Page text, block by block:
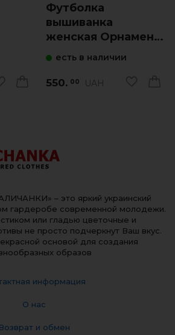
Футболка
вышиванка
женская Орнамент
есть в наличии
550. 00 UAH
– это яркий украинский
гардеробе современной молодежи.
или гладью цветочные и
не просто подчеркнут Ваш вкус.
основой для создания
образов
информация
О нас
Возврат и обмен